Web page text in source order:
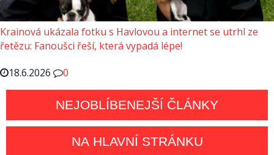
Krainová ukázala fotku s Havlovou a internet se utrhl ze
řetězu: Fanoušci řeší, která vypadá lépe!
18.6.2026
0
NEJOBLÍBENEJŠÍ ČLÁNKY
NA HLAVNÍ STRÁNKU